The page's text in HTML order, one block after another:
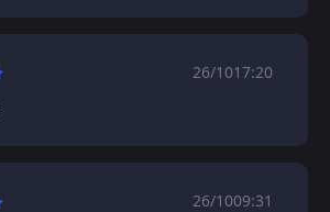
26/1017:20
26/1009:31